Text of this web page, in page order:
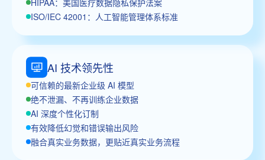
ISO/IEC 42001：人工智能管理体系标准
AI 技术领先性
可信赖的最新企业级 AI 模型
绝不泄漏、不再训练企业数据
AI 深度个性化订制
有效降低幻觉和错误输出风险
融合真实业务数据，更贴近真实业务流程